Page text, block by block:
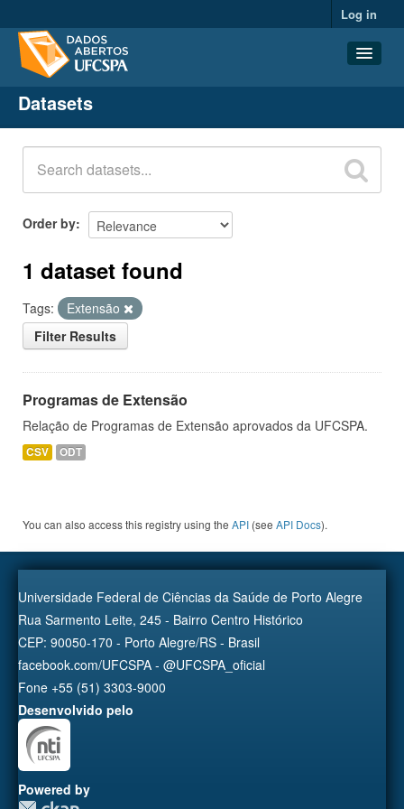
Log in
Datasets
Organizations
Groups
About
Datasets
Order by
1 dataset found
Tags:
Extensão
Filter Results
Programas de Extensão
Relação de Programas de Extensão aprovados da UFCSPA.
CSV ODT
You can also access this registry using the API (see API Docs).
Universidade Federal de Ciências da Saúde de Porto Alegre
Rua Sarmento Leite, 245 - Bairro Centro Histórico
CEP: 90050-170 - Porto Alegre/RS - Brasil
facebook.com/UFCSPA - @UFCSPA_oficial
Fone +55 (51) 3303-9000
Desenvolvido pelo
Powered by